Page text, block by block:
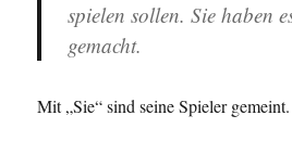
spielen sollen. Sie haben
gemacht.
Mit „Sie“ sind seine Spieler gemeint.